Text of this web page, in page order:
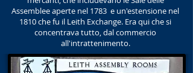
Assemblee aperte nel 1783 e un'estensione nel
1810 che fu il Leith Exchange. Era qui che si
concentrava tutto, dal commercio
all'intrattenimento.